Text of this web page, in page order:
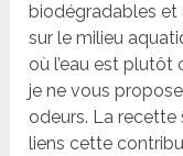
biodégradables et
sur le milieu
où l’eau est plutôt
je ne vous
odeurs. La
liens cette